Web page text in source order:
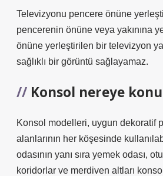
Televizyonu pencere önüne
pencerenin önüne veya yakınına
önüne yerleştirilen bir televizyon
sağlıklı bir görüntü sağlayamaz.
Konsol nereye
Konsol modelleri, uygun dekoratif
alanlarının her köşesinde
odasının yanı sıra yemek odası,
koridorlar ve merdiven altları